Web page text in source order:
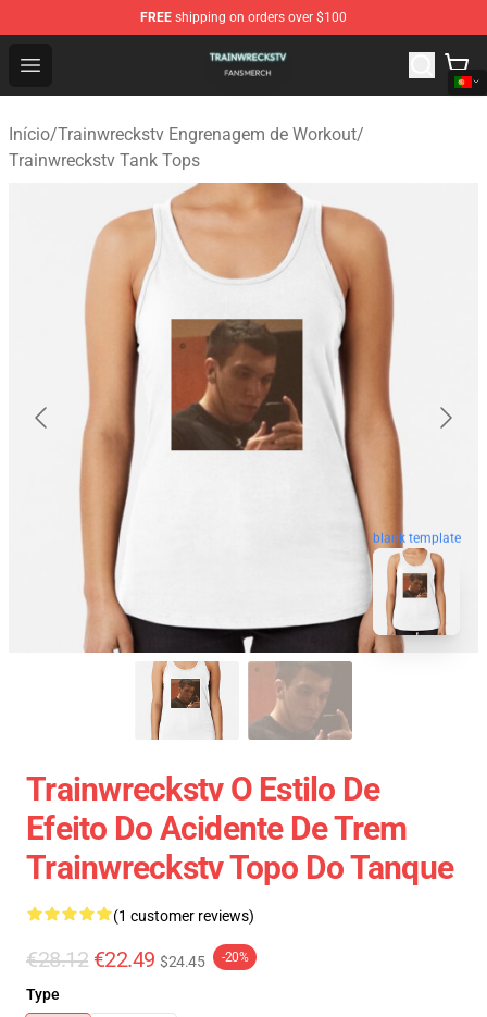
FREE shipping on orders over $100
Open menu
Trainwreckstv Shop - Official Trainwreckstv
Início/Trainwreckstv Engrenagem de Workout/
Trainwreckstv Tank Tops
blank template
Trainwreckstv O Estilo De
Efeito Do Acidente De Trem
Trainwreckstv Topo Do Tanque
(1 customer reviews)
€28.12 €22.49 $24.45 -20%
Type